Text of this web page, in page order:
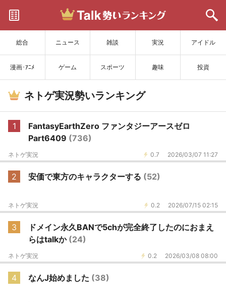
総合 ニュース 雑談 実況 アイドル
漫画･ｱﾆﾒ ゲーム スポーツ 趣味 投資
サイトを更新
ネトゲ実況勢いランキング
1
FantasyEarthZero ファンタジーアースゼロ
Part6409 (736)
0.7 2026/03/07 11:27
ネトゲ実況
2 安価で東方のキャラクターする (52)
0.2 2026/07/15 02:15
ネトゲ実況
3
ドメイン永久BANで5chが完全終了したのにおまえ
らはtalkか (24)
0.2 2026/03/08 08:00
ネトゲ実況
4 なんJ始めました (38)